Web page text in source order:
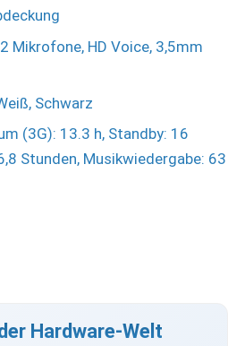
Mikrofone, HD Voice, 3,5mm
Schwarz
(3G): 13.3 h, Standby: 16
Stunden, Musikwiedergabe: 63
Hardware-Welt